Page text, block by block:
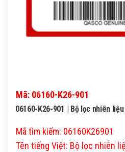
Mã: 06160-K26-901
06160-K26-901 | Bộ lọc nhiên liệu
Mã tìm kiếm: 06160K26901
Tên tiếng Việt: Bộ lọc nhiên